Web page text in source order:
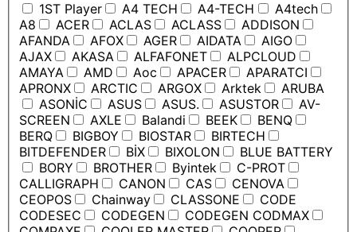
1ST Player
A4 TECH A4-TECH
A4tech
A8
ACER ACLAS ACLASS
ADDISON
AFANDA
AFOX AGER AIDATA
AIGO
AJAX
AKASA ALFAFONET
ALPCLOUD
AMAYA
AMD Aoc APACER
APARATCI
APRONX
ARCTIC ARGOX Arktek
ARUBA
ASONİC
ASUS ASUS. ASUSTOR
AV-
SCREEN
AXLE Balandi BEEK
BENQ
BERQ
BIGBOY BIOSTAR
BIRTECH
BITDEFENDER
BİX BIXOLON
BLUE BATTERY
BORY
BROTHER Byintek
C-PROT
CALLIGRAPH
CANON CAS
CENOVA
CEOPOS
Chainway CLASSONE
CODE
CODESEC
CODEGEN
CODEGEN CODMAX